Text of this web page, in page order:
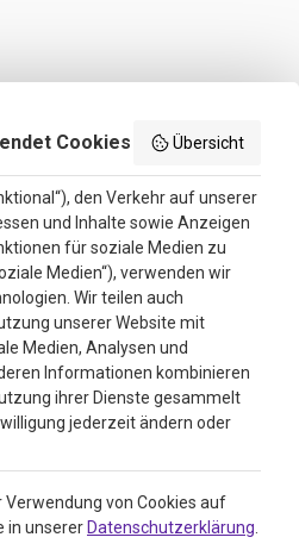
Cookies Übersicht
den Verkehr auf unserer
und Inhalte sowie Anzeigen
für soziale Medien zu
Medien“), verwenden wir
Wir teilen auch
unserer Website mit
Medien, Analysen und
Informationen kombinieren
ihrer Dienste gesammelt
jederzeit ändern oder
von Cookies auf
in unserer Datenschutzerklärung